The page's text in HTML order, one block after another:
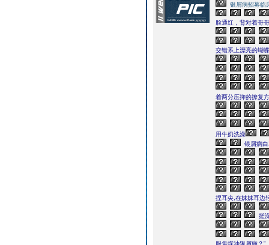
银屑病招募临
脸通红，背对着哥
交错系上漂亮的蝴
着两分压抑的撩复
用牛奶洗澡
银屑病
捏耳尖,在妹妹耳边
搓
服焦煤油银屑病？”